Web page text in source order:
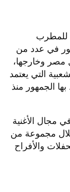
للمطرب
في عدد من
مصر وخارجها،
التي يعتمد
الجمهور منذ
مجال الأغنية
مجموعة من
والأفراح